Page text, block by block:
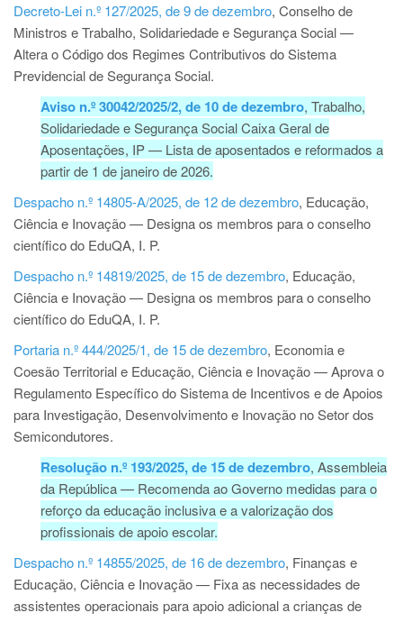
Decreto-Lei n.º 127/2025, de 9 de dezembro, Conselho de
Ministros e Trabalho, Solidariedade e Segurança Social —
Altera o Código dos Regimes Contributivos do Sistema
Previdencial de Segurança Social.
Aviso n.º 30042/2025/2, de 10 de dezembro, Trabalho,
Solidariedade e Segurança Social Caixa Geral de
Aposentações, IP — Lista de aposentados e reformados a
partir de 1 de janeiro de 2026.
Despacho n.º 14805-A/2025, de 12 de dezembro, Educação,
Ciência e Inovação — Designa os membros para o conselho
científico do EduQA, I. P.
Despacho n.º 14819/2025, de 15 de dezembro, Educação,
Ciência e Inovação — Designa os membros para o conselho
científico do EduQA, I. P.
Portaria n.º 444/2025/1, de 15 de dezembro, Economia e
Coesão Territorial e Educação, Ciência e Inovação — Aprova o
Regulamento Específico do Sistema de Incentivos e de Apoios
para Investigação, Desenvolvimento e Inovação no Setor dos
Semicondutores.
Resolução n.º 193/2025, de 15 de dezembro, Assembleia
da República — Recomenda ao Governo medidas para o
reforço da educação inclusiva e a valorização dos
profissionais de apoio escolar.
Despacho n.º 14855/2025, de 16 de dezembro, Finanças e
Educação, Ciência e Inovação — Fixa as necessidades de
assistentes operacionais para apoio adicional a crianças de